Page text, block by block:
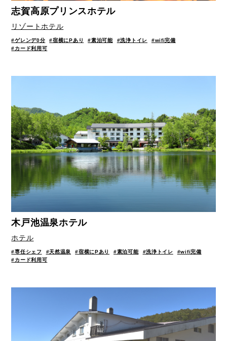
志賀高原プリンスホテル
リゾートホテル
#ゲレンデ0分 #宿横にPあり #素泊可能 #洗浄トイレ
#wifi完備
#カード利用可
木戸池温泉ホテル
ホテル
#専任シェフ #天然温泉 #宿横にPあり #素泊可能 #洗浄トイレ
#wifi完備
#カード利用可